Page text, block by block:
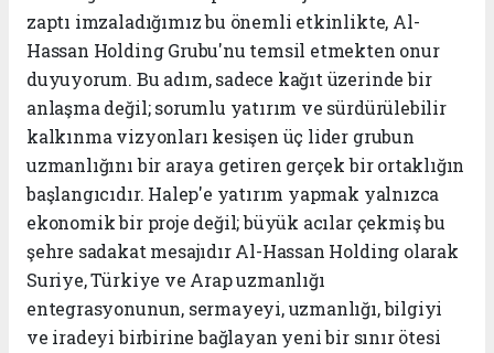
zaptı imzaladığımız bu önemli etkinlikte, Al-
Hassan Holding Grubu'nu temsil etmekten onur
duyuyorum. Bu adım, sadece kağıt üzerinde bir
anlaşma değil; sorumlu yatırım ve sürdürülebilir
kalkınma vizyonları kesişen üç lider grubun
uzmanlığını bir araya getiren gerçek bir ortaklığın
başlangıcıdır. Halep'e yatırım yapmak yalnızca
ekonomik bir proje değil; büyük acılar çekmiş bu
şehre sadakat mesajıdır Al-Hassan Holding olarak
Suriye, Türkiye ve Arap uzmanlığı
entegrasyonunun, sermayeyi, uzmanlığı, bilgiyi
ve iradeyi birbirine bağlayan yeni bir sınır ötesi